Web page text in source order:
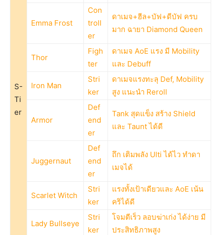
S-
Ti
er
Emma Frost
Con
troll
er
ดาเมจ+ฮีล+บัฟ+ดีบัฟ ครบ
มาก ฉายา Diamond Queen
Thor
Figh
ter
ดาเมจ AoE แรง มี Mobility
และ Debuff
Iron Man
Stri
ker
ดาเมจแรงทะลุ Def, Mobility
สูง แนะนำ Reroll
Armor
Def
end
er
Tank สุดแข็ง สร้าง Shield
และ Taunt ได้ดี
Juggernaut
Def
end
er
ถึก เติมพลัง Ulti ได้ไว ทำดา
เมจได้
Scarlet Witch
Stri
ker
แรงทั้งเป้าเดียวและ AoE เน้น
คริได้ดี
Lady Bullseye
Stri
ker
โจมตีเร็ว ลอบฆ่าเก่ง ได้ง่าย มี
ประสิทธิภาพสูง